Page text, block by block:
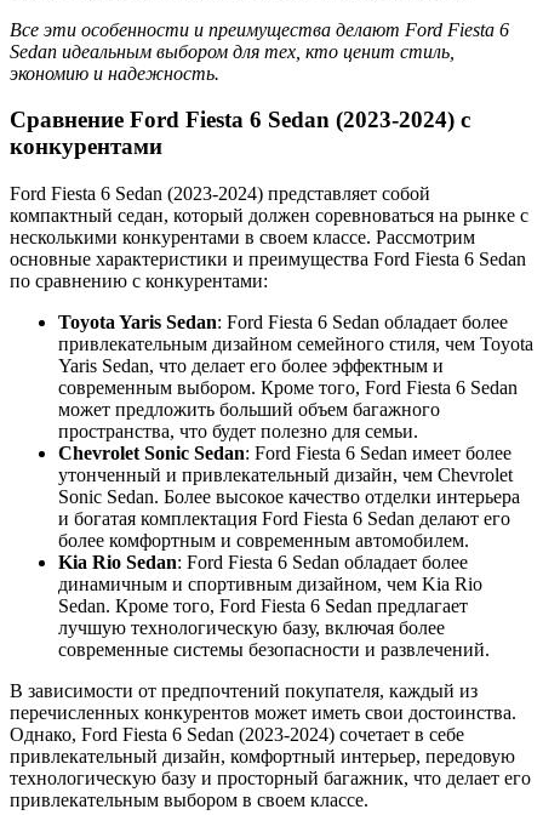
Все эти особенности и преимущества делают Ford Fiesta 6
Sedan идеальным выбором для тех, кто ценит стиль,
экономию и надежность.
Сравнение Ford Fiesta 6 Sedan (2023-2024) с
конкурентами
Ford Fiesta 6 Sedan (2023-2024) представляет собой
компактный седан, который должен соревноваться на рынке с
несколькими конкурентами в своем классе. Рассмотрим
основные характеристики и преимущества Ford Fiesta 6 Sedan
по сравнению с конкурентами:
Toyota Yaris Sedan: Ford Fiesta 6 Sedan обладает более
привлекательным дизайном семейного стиля, чем Toyota
Yaris Sedan, что делает его более эффектным и
современным выбором. Кроме того, Ford Fiesta 6 Sedan
может предложить больший объем багажного
пространства, что будет полезно для семьи.
Chevrolet Sonic Sedan: Ford Fiesta 6 Sedan имеет более
утонченный и привлекательный дизайн, чем Chevrolet
Sonic Sedan. Более высокое качество отделки интерьера
и богатая комплектация Ford Fiesta 6 Sedan делают его
более комфортным и современным автомобилем.
Kia Rio Sedan: Ford Fiesta 6 Sedan обладает более
динамичным и спортивным дизайном, чем Kia Rio
Sedan. Кроме того, Ford Fiesta 6 Sedan предлагает
лучшую технологическую базу, включая более
современные системы безопасности и развлечений.
В зависимости от предпочтений покупателя, каждый из
перечисленных конкурентов может иметь свои достоинства.
Однако, Ford Fiesta 6 Sedan (2023-2024) сочетает в себе
привлекательный дизайн, комфортный интерьер, передовую
технологическую базу и просторный багажник, что делает его
привлекательным выбором в своем классе.